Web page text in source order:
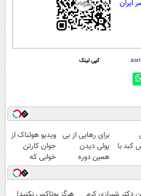
ایران
کپی لینک
کبد با
تا
برای رهایی از بی
پولی دیدن
همین دوره
رایگان کافیه!
(شمارتو وارد کن)
ویدیو هولناک از
جوان کارتن
خوابی که
میلیاردر شد.
آموزش رایگان